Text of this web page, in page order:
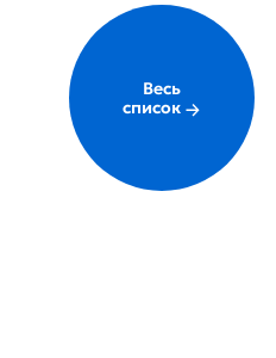
Весь
список